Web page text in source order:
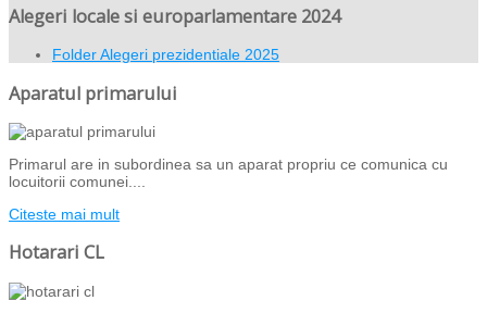
Alegeri locale si europarlamentare 2024
FolderAlegeri prezidentiale 2025
Aparatul primarului
Primarul are in subordinea sa un aparat propriu ce comunica cu
locuitorii comunei....
Citeste mai mult
Hotarari CL